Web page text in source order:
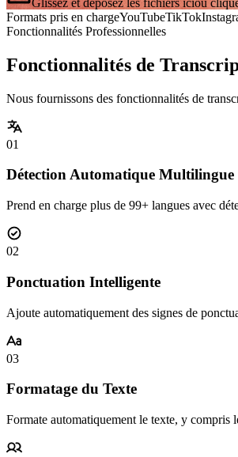
Formats pris en chargeYouTubeTikTok
Fonctionnalités Professionnelles
Fonctionnalités de
Nous fournissons des fonctionnalités de
01
Détection Automatique Multilingue
Prend en charge plus de 99+ langues avec
02
Ponctuation Intelligente
Ajoute automatiquement des signes de
03
Formatage du Texte
Formate automatiquement le texte, y compris